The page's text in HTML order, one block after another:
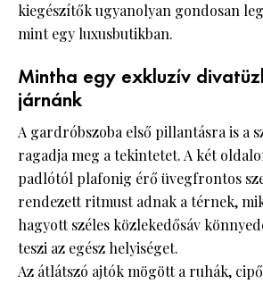
kiegészítők ugyanolyan gondosan
mint egy luxusbutikban.
Mintha egy exkluzív
járnánk
A gardróbszoba első pillantásra is a
ragadja meg a tekintetet. A két
padlótól plafonig érő üvegfrontos
rendezett ritmust adnak a térnek,
hagyott széles közlekedősáv
teszi az egész helyiséget.
Az átlátszó ajtók mögött a ruhák,